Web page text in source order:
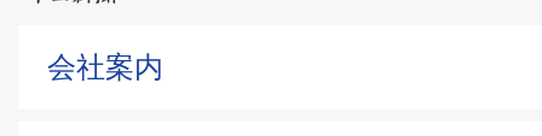
会社案内